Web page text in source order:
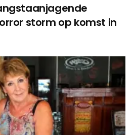
storm op komst in